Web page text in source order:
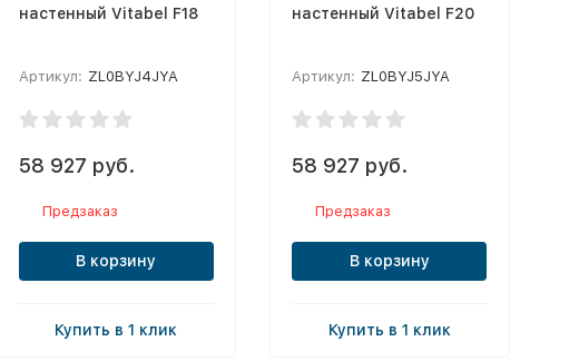
настенный Vitabel F18
Артикул: ZL0BYJ4JYA
58 927 руб.
Предзаказ
В корзину
Купить в 1 клик
настенный Vitabel F20
Артикул: ZL0BYJ5JYA
58 927 руб.
Предзаказ
В корзину
Купить в 1 клик